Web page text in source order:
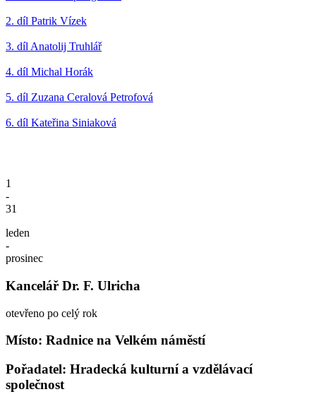
2. díl Patrik Vízek
3. díl Anatolij Truhlář
4. díl Michal Horák
5. díl Zuzana Ceralová Petrofová
6. díl Kateřina Siniaková
1
-
31
leden
-
prosinec
Kancelář Dr. F. Ulricha
otevřeno po celý rok
Místo: Radnice na Velkém náměstí
Pořadatel: Hradecká kulturní a vzdělávací
společnost